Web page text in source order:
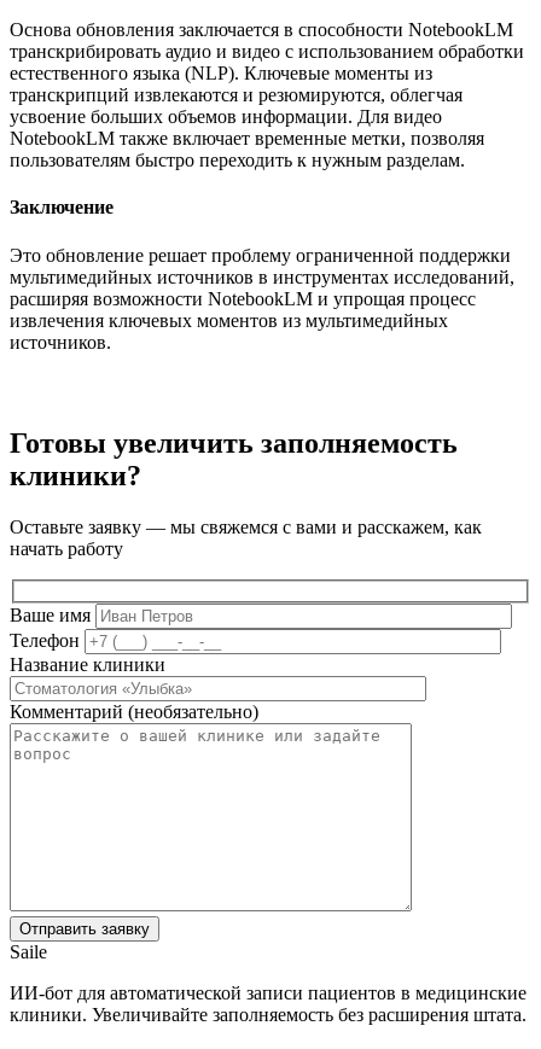
Основа обновления заключается в способности NotebookLM
транскрибировать аудио и видео с использованием обработки
естественного языка (NLP). Ключевые моменты из
транскрипций извлекаются и резюмируются, облегчая
усвоение больших объемов информации. Для видео
NotebookLM также включает временные метки, позволяя
пользователям быстро переходить к нужным разделам.
Заключение
Это обновление решает проблему ограниченной поддержки
мультимедийных источников в инструментах исследований,
расширяя возможности NotebookLM и упрощая процесс
извлечения ключевых моментов из мультимедийных
источников.
Готовы увеличить заполняемость
клиники?
Оставьте заявку — мы свяжемся с вами и расскажем, как
начать работу
Ваше имя
Телефон
Название клиники
Комментарий (необязательно)
Saile
ИИ-бот для автоматической записи пациентов в медицинские
клиники. Увеличивайте заполняемость без расширения штата.